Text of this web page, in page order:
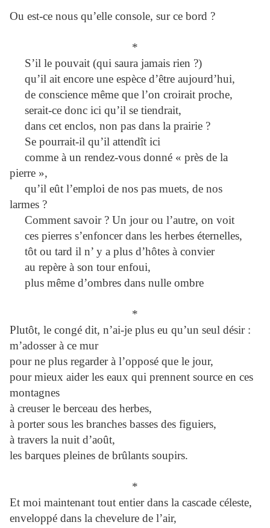
Ou est-ce nous qu’elle console, sur ce bord ?
*
S’il le pouvait (qui saura jamais rien ?)
qu’il ait encore une espèce d’être aujourd’hui,
de conscience même que l’on croirait proche,
serait-ce donc ici qu’il se tiendrait,
dans cet enclos, non pas dans la prairie ?
Se pourrait-il qu’il attendît ici
comme à un rendez-vous donné « près de la
pierre »,
qu’il eût l’emploi de nos pas muets, de nos
larmes ?
Comment savoir ? Un jour ou l’autre, on voit
ces pierres s’enfoncer dans les herbes éternelles,
tôt ou tard il n’ y a plus d’hôtes à convier
au repère à son tour enfoui,
plus même d’ombres dans nulle ombre
*
Plutôt, le congé dit, n’ai-je plus eu qu’un seul désir :
m’adosser à ce mur
pour ne plus regarder à l’opposé que le jour,
pour mieux aider les eaux qui prennent source en ces
montagnes
à creuser le berceau des herbes,
à porter sous les branches basses des figuiers,
à travers la nuit d’août,
les barques pleines de brûlants soupirs.
*
Et moi maintenant tout entier dans la cascade céleste,
enveloppé dans la chevelure de l’air,